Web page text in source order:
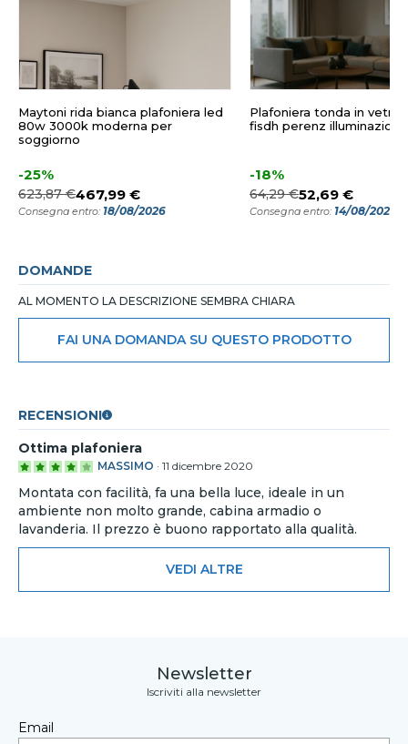
Maytoni rida bianca plafoniera led
80w 3000k moderna per
soggiorno
-25%
623,87 €467,99 €
Consegna entro: 18/08/2026
Plafoniera tonda in vetro
fisdh perenz illuminazione
-18%
64,29 €52,69 €
Consegna entro: 14/08/2026
DOMANDE
AL MOMENTO LA DESCRIZIONE SEMBRA CHIARA
FAI UNA DOMANDA SU QUESTO PRODOTTO
RECENSIONI
Ottima plafoniera
MASSIMO · 11 dicembre 2020
Montata con facilità, fa una bella luce, ideale in un
ambiente non molto grande, cabina armadio o
lavanderia. Il prezzo è buono rapportato alla qualità.
VEDI ALTRE
Newsletter
Iscriviti alla newsletter
Email